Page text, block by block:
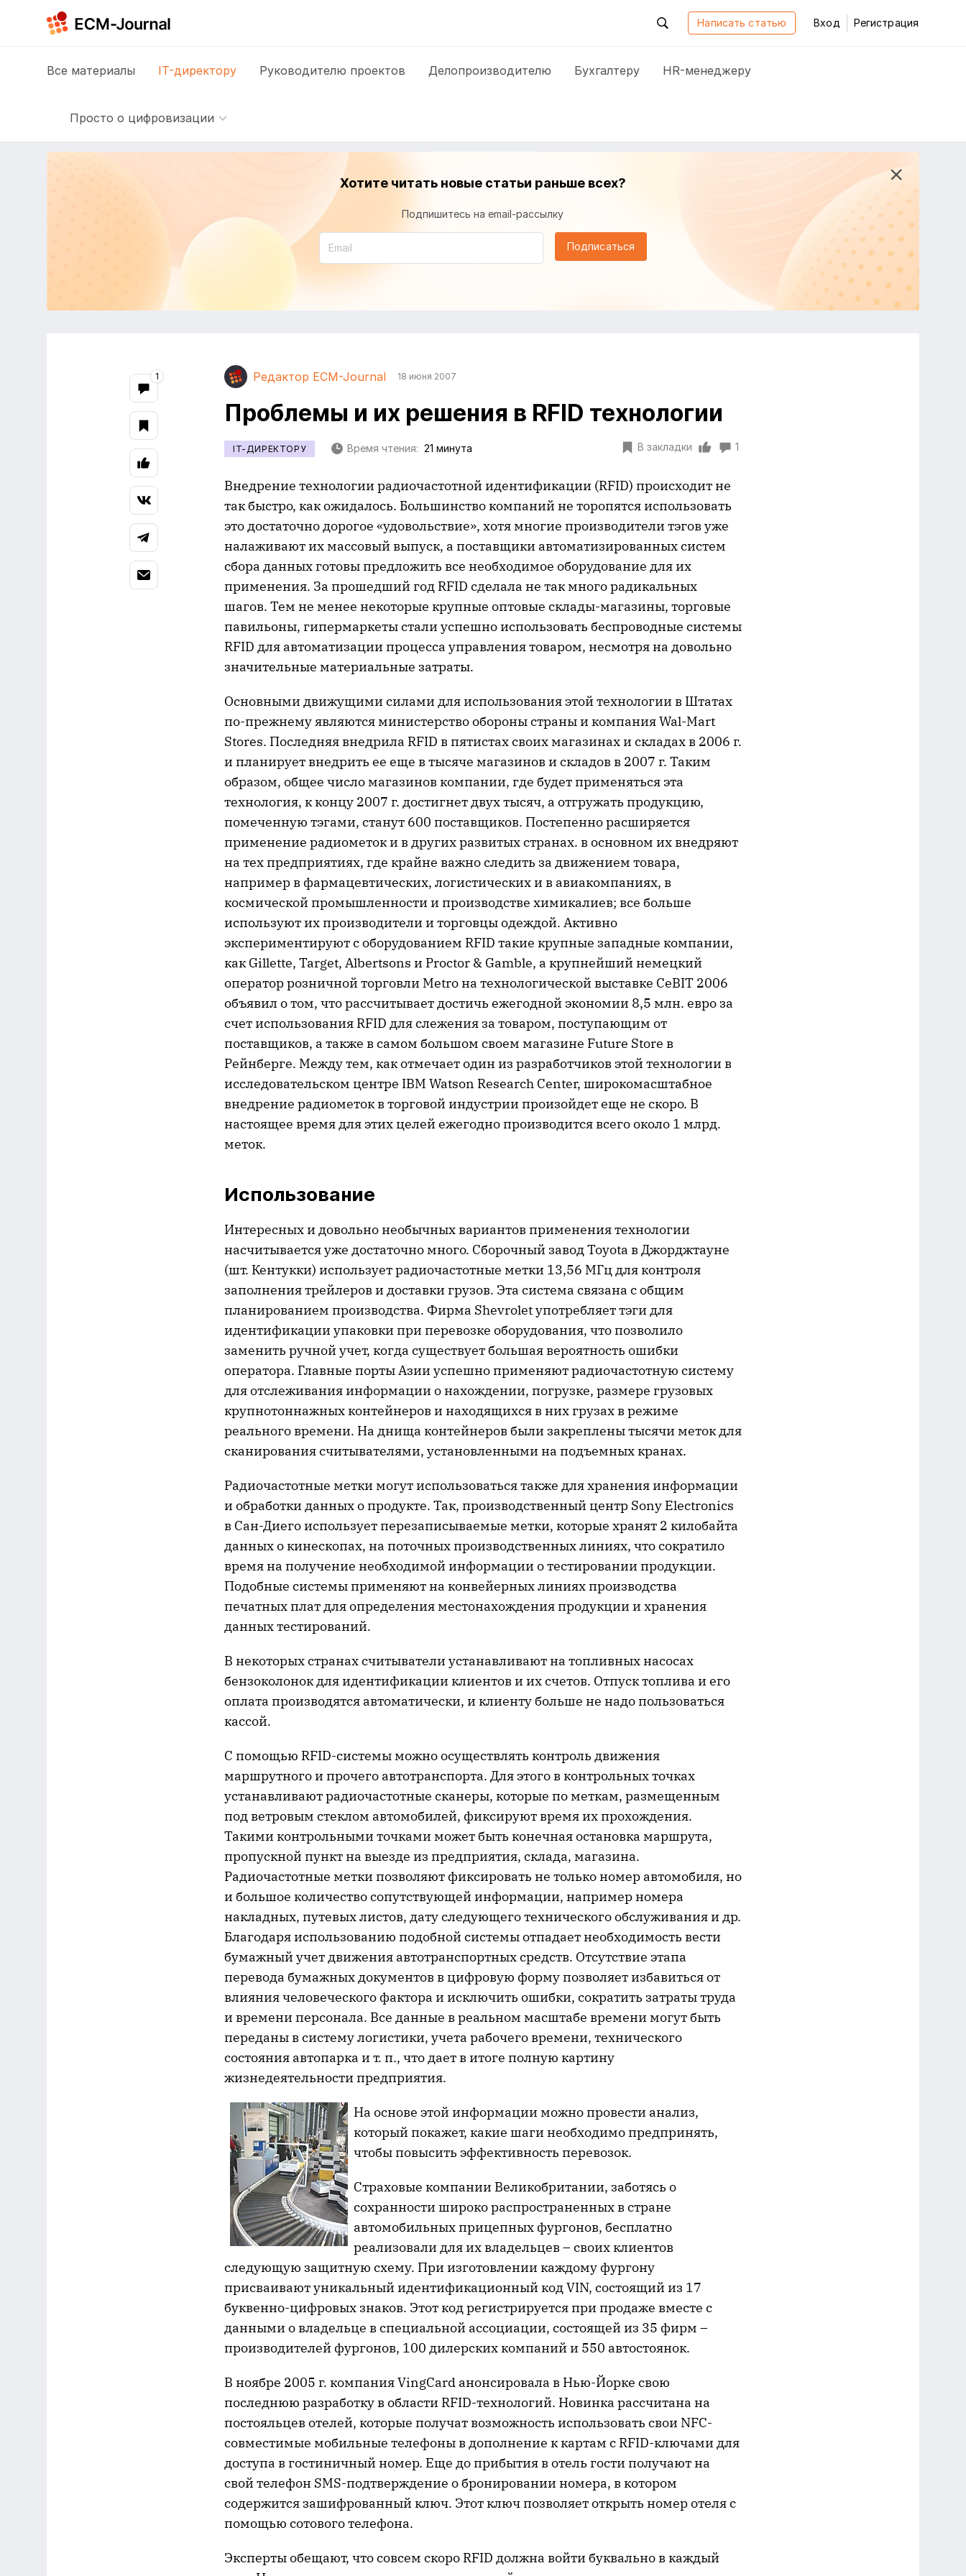
Написать статью Вход Регистрация
Все материалы IT-директору Руководителю проектов Делопроизводителю Бухгалтеру HR-менеджеру
Просто о цифровизации
Хотите читать новые статьи раньше всех?
Подпишитесь на email-рассылку
Подписаться
Редактор ECM-Journal 18 июня 2007
Проблемы и их решения в RFID технологии
IT-ДИРЕКТОРУ Время чтения: 21 минута В закладки 1
Внедрение технологии радиочастотной идентификации (RFID) происходит не
так быстро, как ожидалось. Большинство компаний не торопятся использовать
это достаточно дорогое «удовольствие», хотя многие производители тэгов уже
налаживают их массовый выпуск, а поставщики автоматизированных систем
сбора данных готовы предложить все необходимое оборудование для их
применения. За прошедший год RFID сделала не так много радикальных
шагов. Тем не менее некоторые крупные оптовые склады-магазины, торговые
павильоны, гипермаркеты стали успешно использовать беспроводные системы
RFID для автоматизации процесса управления товаром, несмотря на довольно
значительные материальные затраты.
Основными движущими силами для использования этой технологии в Штатах
по-прежнему являются министерство обороны страны и компания Wal-Mart
Stores. Последняя внедрила RFID в пятистах своих магазинах и складах в 2006 г.
и планирует внедрить ее еще в тысяче магазинов и складов в 2007 г. Таким
образом, общее число магазинов компании, где будет применяться эта
технология, к концу 2007 г. достигнет двух тысяч, а отгружать продукцию,
помеченную тэгами, станут 600 поставщиков. Постепенно расширяется
применение радиометок и в других развитых странах. в основном их внедряют
на тех предприятиях, где крайне важно следить за движением товара,
например в фармацевтических, логистических и в авиакомпаниях, в
космической промышленности и производстве химикалиев; все больше
используют их производители и торговцы одеждой. Активно
экспериментируют с оборудованием RFID такие крупные западные компании,
как Gillette, Target, Albertsons и Proctor & Gamble, а крупнейший немецкий
оператор розничной торговли Metro на технологической выставке CeBIT 2006
объявил о том, что рассчитывает достичь ежегодной экономии 8,5 млн. евро за
счет использования RFID для слежения за товаром, поступающим от
поставщиков, а также в самом большом своем магазине Future Store в
Рейнберге. Между тем, как отмечает один из разработчиков этой технологии в
исследовательском центре IBM Watson Research Center, широкомасштабное
внедрение радиометок в торговой индустрии произойдет еще не скоро. В
настоящее время для этих целей ежегодно производится всего около 1 млрд.
меток.
Использование
Интересных и довольно необычных вариантов применения технологии
насчитывается уже достаточно много. Сборочный завод Toyota в Джорджтауне
(шт. Кентукки) использует радиочастотные метки 13,56 МГц для контроля
заполнения трейлеров и доставки грузов. Эта система связана с общим
планированием производства. Фирма Shevrolet употребляет тэги для
идентификации упаковки при перевозке оборудования, что позволило
заменить ручной учет, когда существует большая вероятность ошибки
оператора. Главные порты Азии успешно применяют радиочастотную систему
для отслеживания информации о нахождении, погрузке, размере грузовых
крупнотоннажных контейнеров и находящихся в них грузах в режиме
реального времени. На днища контейнеров были закреплены тысячи меток для
сканирования считывателями, установленными на подъемных кранах.
Радиочастотные метки могут использоваться также для хранения информации
и обработки данных о продукте. Так, производственный центр Sony Electronics
в Сан-Диего использует перезаписываемые метки, которые хранят 2 килобайта
данных о кинескопах, на поточных производственных линиях, что сократило
время на получение необходимой информации о тестировании продукции.
Подобные системы применяют на конвейерных линиях производства
печатных плат для определения местонахождения продукции и хранения
данных тестирований.
В некоторых странах считыватели устанавливают на топливных насосах
бензоколонок для идентификации клиентов и их счетов. Отпуск топлива и его
оплата производятся автоматически, и клиенту больше не надо пользоваться
кассой.
С помощью RFID-системы можно осуществлять контроль движения
маршрутного и прочего автотранспорта. Для этого в контрольных точках
устанавливают радиочастотные сканеры, которые по меткам, размещенным
под ветровым стеклом автомобилей, фиксируют время их прохождения.
Такими контрольными точками может быть конечная остановка маршрута,
пропускной пункт на выезде из предприятия, склада, магазина.
Радиочастотные метки позволяют фиксировать не только номер автомобиля, но
и большое количество сопутствующей информации, например номера
накладных, путевых листов, дату следующего технического обслуживания и др.
Благодаря использованию подобной системы отпадает необходимость вести
бумажный учет движения автотранспортных средств. Отсутствие этапа
перевода бумажных документов в цифровую форму позволяет избавиться от
влияния человеческого фактора и исключить ошибки, сократить затраты труда
и времени персонала. Все данные в реальном масштабе времени могут быть
переданы в систему логистики, учета рабочего времени, технического
состояния автопарка и т. п., что дает в итоге полную картину
жизнедеятельности предприятия.
На основе этой информации можно провести анализ,
который покажет, какие шаги необходимо предпринять,
чтобы повысить эффективность перевозок.
Страховые компании Великобритании, заботясь о
сохранности широко распространенных в стране
автомобильных прицепных фургонов, бесплатно
реализовали для их владельцев – своих клиентов
следующую защитную схему. При изготовлении каждому фургону
присваивают уникальный идентификационный код VIN, состоящий из 17
буквенно-цифровых знаков. Этот код регистрируется при продаже вместе с
данными о владельце в специальной ассоциации, состоящей из 35 фирм –
производителей фургонов, 100 дилерских компаний и 550 автостоянок.
В ноябре 2005 г. компания VingCard анонсировала в Нью-Йорке свою
последнюю разработку в области RFID-технологий. Новинка рассчитана на
постояльцев отелей, которые получат возможность использовать свои NFC-
совместимые мобильные телефоны в дополнение к картам с RFID-ключами для
доступа в гостиничный номер. Еще до прибытия в отель гости получают на
свой телефон SMS-подтверждение о бронировании номера, в котором
содержится зашифрованный ключ. Этот ключ позволяет открыть номер отеля с
помощью сотового телефона.
Эксперты обещают, что совсем скоро RFID должна войти буквально в каждый
1